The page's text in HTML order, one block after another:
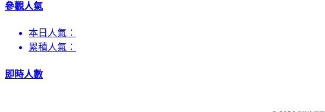
參觀人氣
本日人氣：
累積人氣：
即時人數